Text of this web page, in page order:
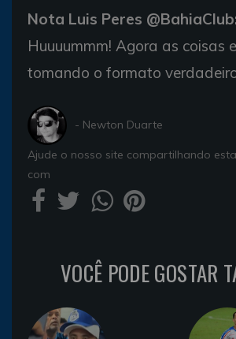
Nota Luis Peres
Huuuummm! Agora as coisas
tomando o formato
- Newton Duarte
Ajude o nosso site compartilhando
com
VOCÊ PODE GOSTAR